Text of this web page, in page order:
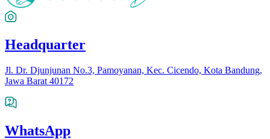
Headquarter
Jl. Dr. Djunjunan No.3, Pamoyanan, Kec. Cicendo, Kota Bandung,
Jawa Barat 40172
WhatsApp